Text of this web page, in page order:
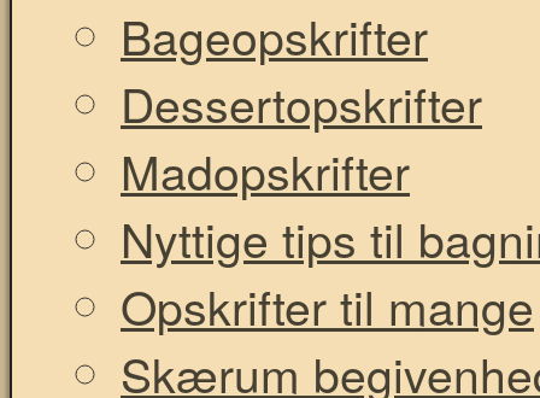
Bageopskrifter
Dessertopskrifter
Madopskrifter
Nyttige tips til
Opskrifter til mange
Skærum